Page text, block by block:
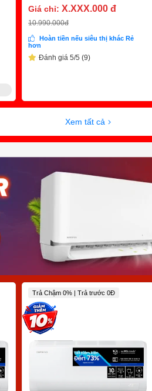
Giá chỉ: X.XXX.000 đ
10.990.000đ
Hoàn tiền nếu siêu thị khác Rẻ
hơn
Đánh giá 5/5 (9)
Xem tất cả
Trả Chậm 0% | Trả trước 0Đ